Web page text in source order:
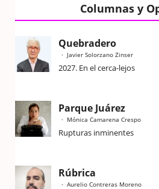
Columnas y
Quebradero
Javier Solorzano Zinser
2027. En el cerca-lejos
Parque Juárez
Mónica Camarena Crespo
Rupturas inminentes
Rúbrica
Aurelio Contreras Moreno